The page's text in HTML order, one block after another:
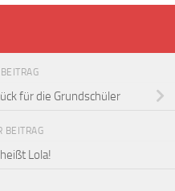
für die Grundschüler
BEITRAG
Lola!